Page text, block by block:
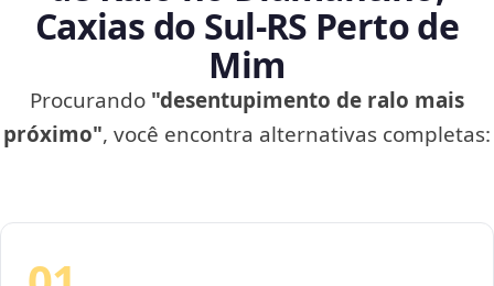
Caxias do Sul‑RS Perto de
Mim
Procurando "desentupimento de ralo mais
próximo", você encontra alternativas completas: